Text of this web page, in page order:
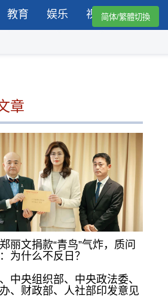
教育 娱乐 视频简体/繁體切換
章
丽文捐款“青鸟”气炸，质问
为什么不反日？
中央组织部、中央政法委、
、财政部、人社部印发意见